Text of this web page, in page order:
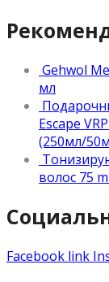
Gehwol
мл
Escape
(250мл/
волос 75
Facebook link